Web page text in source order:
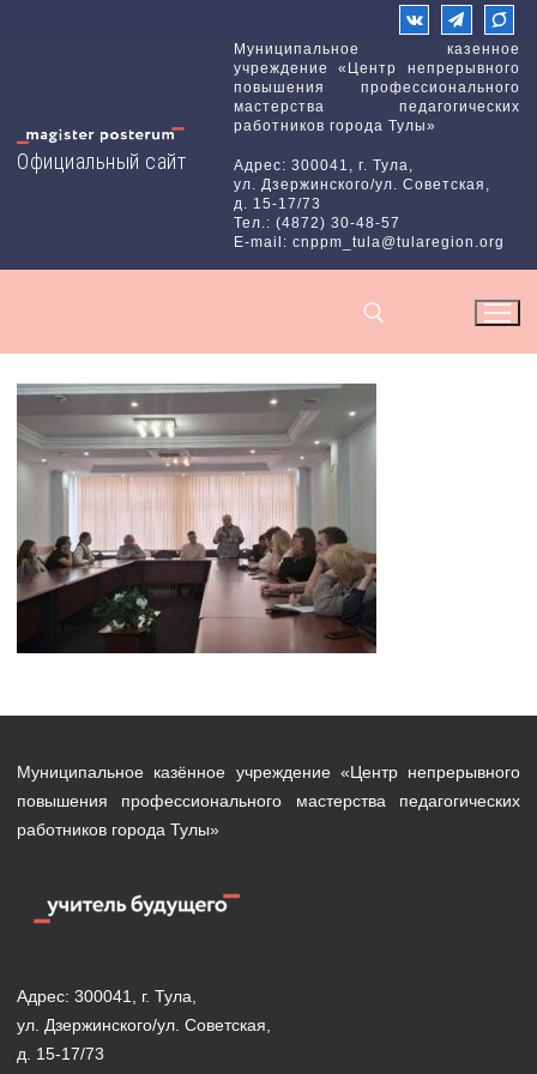
Официальный сайт
Муниципальное казенное
учреждение «Центр непрерывного
повышения профессионального
мастерства педагогических
работников города Тулы»
Адрес: 300041, г. Тула,
ул. Дзержинского/ул. Советская,
д. 15-17/73
Тел.: (4872) 30-48-57
E-mail: cnppm_tula@tularegion.org
Найти:
Муниципальное казённое учреждение «Центр непрерывного
повышения профессионального мастерства педагогических
работников города Тулы»
Адрес: 300041, г. Тула,
ул. Дзержинского/ул. Советская,
д. 15-17/73